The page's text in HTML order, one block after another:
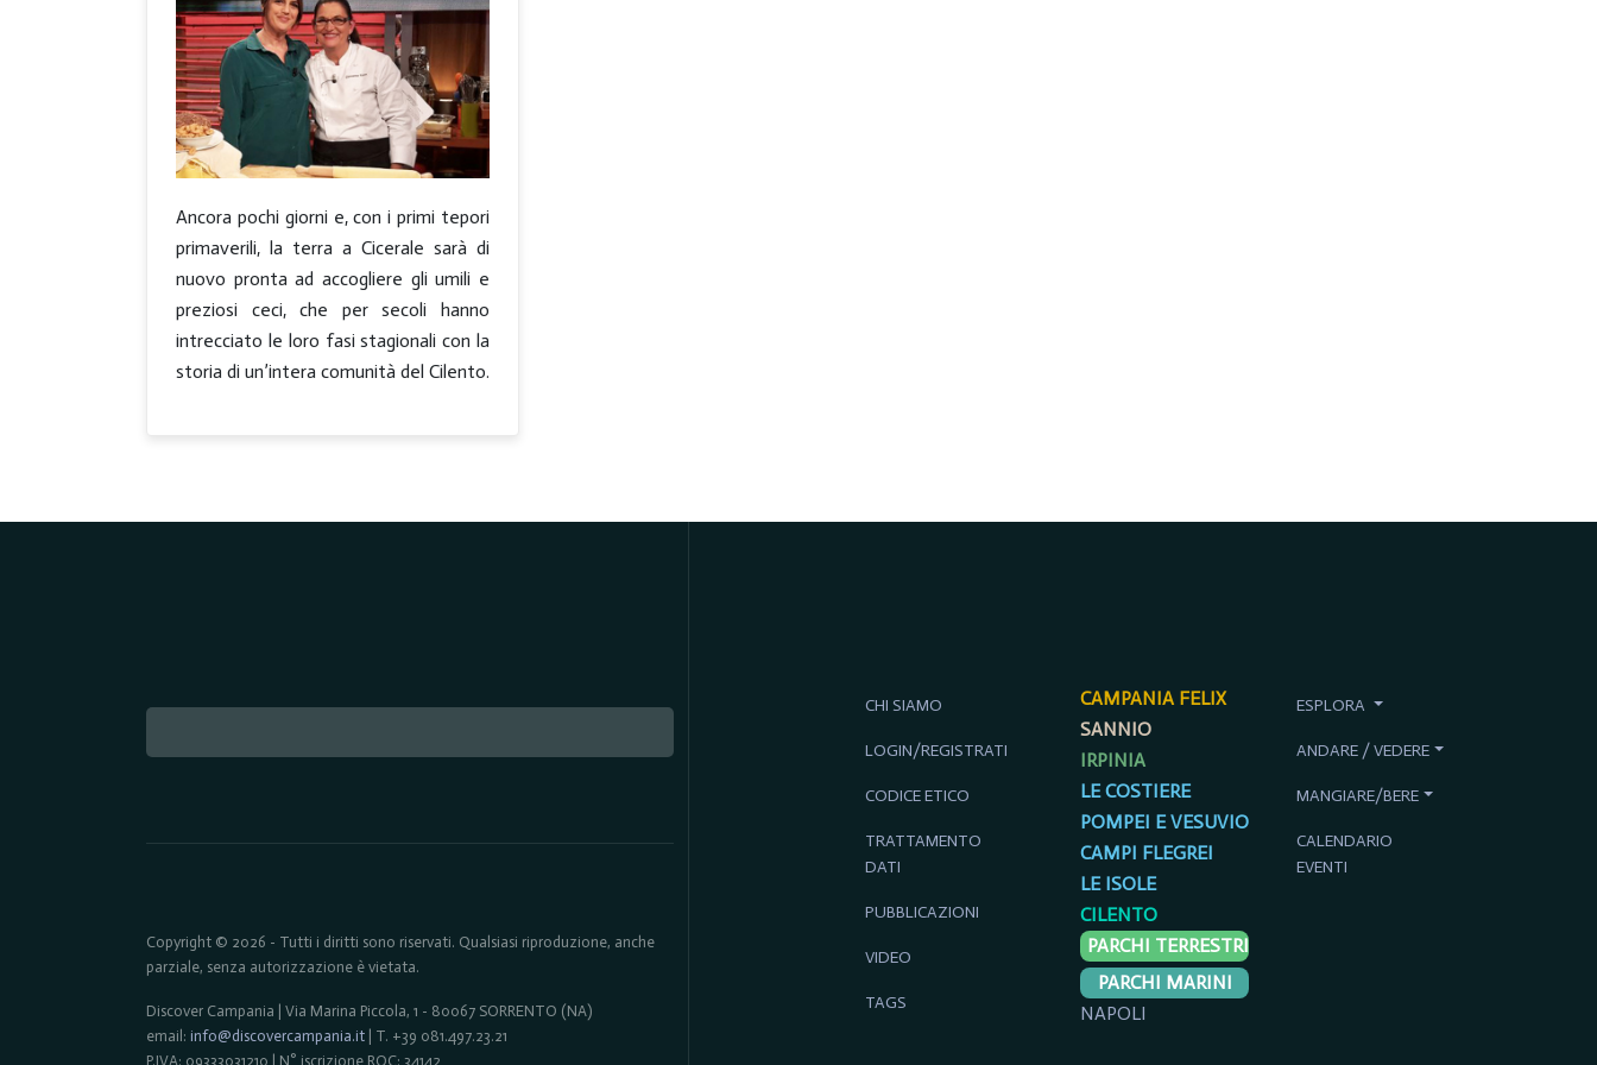
Ancora pochi giorni e, con i primi tepori
primaverili, la terra a Cicerale sarà di
nuovo pronta ad accogliere gli umili e
preziosi ceci, che per secoli hanno
intrecciato le loro fasi stagionali con la
storia di un’intera comunità del Cilento.
Copyright © 2026 - Tutti i diritti sono riservati. Qualsiasi riproduzione, anche
parziale, senza autorizzazione è vietata.
Discover Campania | Via Marina Piccola, 1 - 80067 SORRENTO (NA)
email: info@discovercampania.it | T. +39 081.497.23.21
P.IVA: 09333031210 | N° iscrizione ROC: 34142
CHI SIAMO
LOGIN/REGISTRATI
CODICE ETICO
TRATTAMENTO
DATI
PUBBLICAZIONI
VIDEO
TAGS
CAMPANIA FELIX
SANNIO
IRPINIA
LE COSTIERE
POMPEI E VESUVIO
CAMPI FLEGREI
LE ISOLE
CILENTO
PARCHI TERRESTRI
PARCHI MARINI
NAPOLI
ESPLORA
ANDARE / VEDERE
MANGIARE/BERE
CALENDARIO
EVENTI